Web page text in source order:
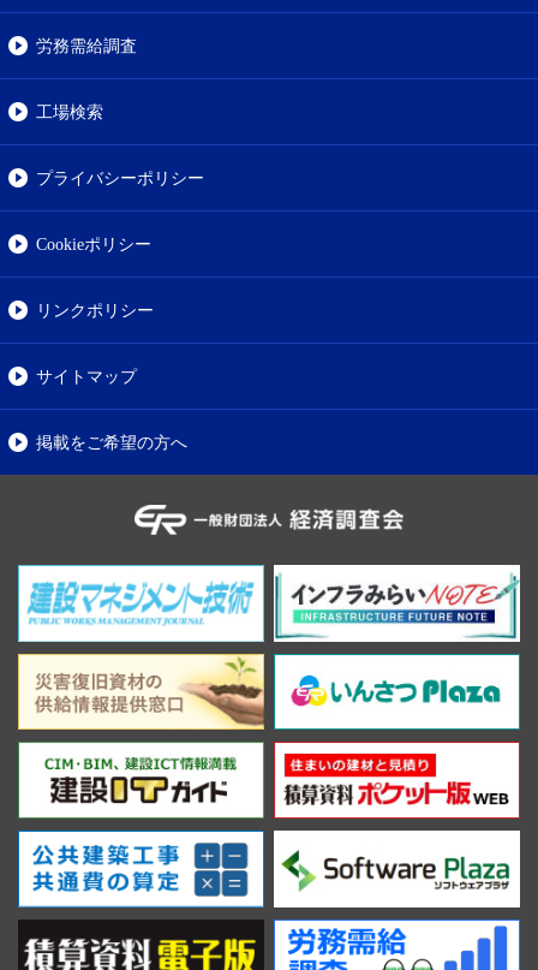
労務需給調査
工場検索
プライバシーポリシー
Cookieポリシー
リンクポリシー
サイトマップ
掲載をご希望の方へ